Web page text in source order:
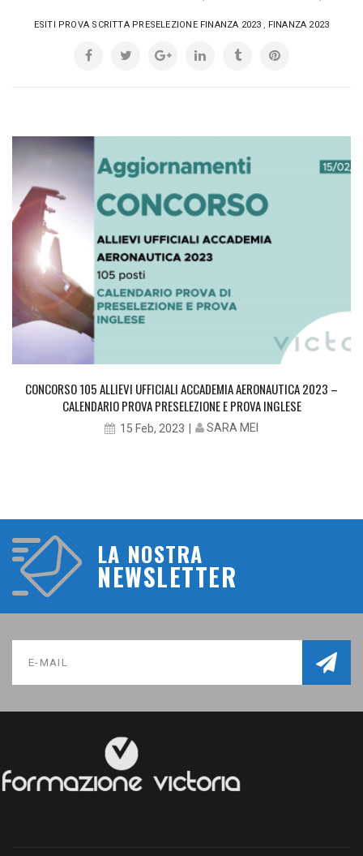
ESITI PROVA SCRITTA PRESELEZIONE FINANZA 2023 , FINANZA 2023
CONCORSO 105 ALLIEVI UFFICIALI ACCADEMIA AERONAUTICA 2023 –
CALENDARIO PROVA PRESELEZIONE E PROVA INGLESE
15 Feb, 2023 SARA MEI
LA NOSTRA
NEWSLETTER